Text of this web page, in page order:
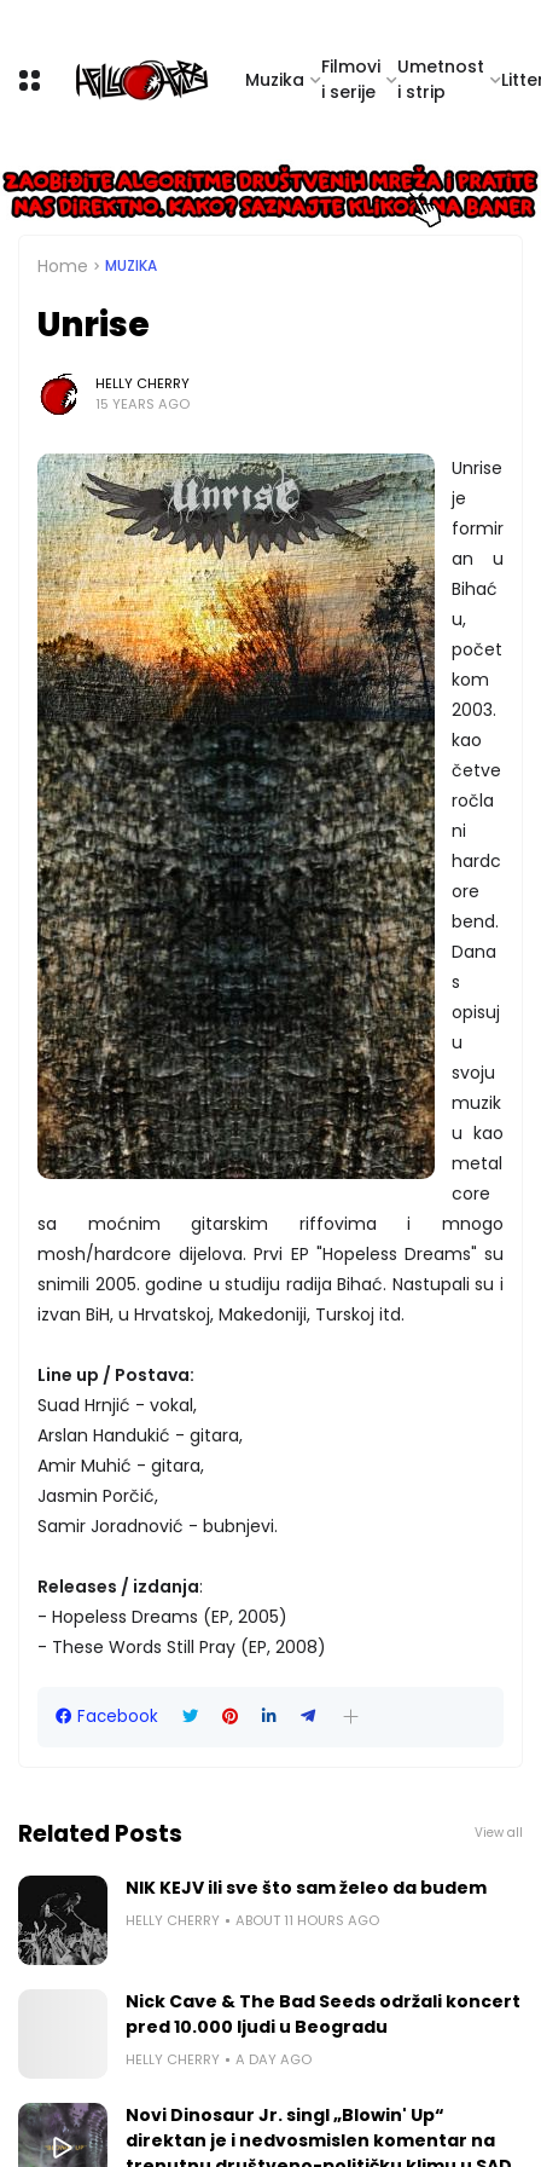
Muzika
Filmovi
i serije
Umetnost
i strip
Home MUZIKA
Unrise
HELLY CHERRY
15 YEARS AGO
Unrise
je
formir
an u
Bihać
u,
počet
kom
2003.
kao
četve
ročla
ni
hardc
ore
bend.
Dana
s
opisuj
u
svoju
muzik
u kao
metal
core
sa moćnim gitarskim riffovima i mnogo
mosh/hardcore dijelova. Prvi EP "Hopeless Dreams" su
snimili 2005. godine u studiju radija Bihać. Nastupali su i
izvan BiH, u Hrvatskoj, Makedoniji, Turskoj itd.
Line up / Postava:
Suad Hrnjić - vokal,
Arslan Handukić - gitara,
Amir Muhić - gitara,
Jasmin Porčić,
Samir Joradnović - bubnjevi.
Releases / izdanja:
- Hopeless Dreams (EP, 2005)
- These Words Still Pray (EP, 2008)
Facebook
Related Posts View all
NIK KEJV ili sve što sam želeo da budem
HELLY CHERRY ABOUT 11 HOURS AGO
Nick Cave & The Bad Seeds održali koncert
pred 10.000 ljudi u Beogradu
HELLY CHERRY A DAY AGO
Novi Dinosaur Jr. singl „Blowin' Up“
direktan je i nedvosmislen komentar na